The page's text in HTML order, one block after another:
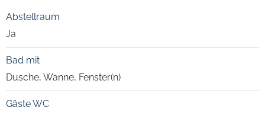
Abstellraum
Ja
Bad mit
Dusche, Wanne, Fenster(n)
Gäste WC